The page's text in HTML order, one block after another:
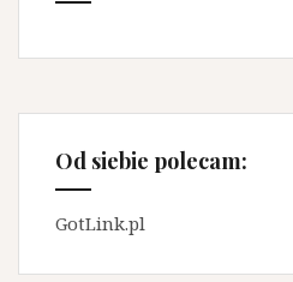
Od siebie polecam:
GotLink.pl